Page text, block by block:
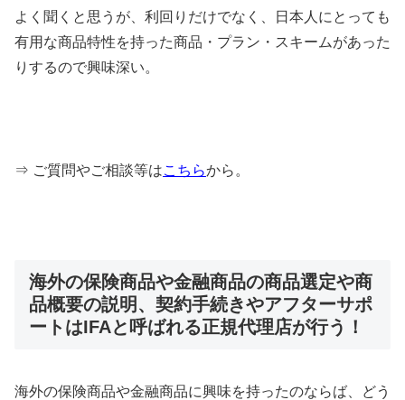
よく聞くと思うが、利回りだけでなく、日本人にとっても
有用な商品特性を持った商品・プラン・スキームがあった
りするので興味深い。
⇒ ご質問やご相談等はこちらから。
海外の保険商品や金融商品の商品選定や商
品概要の説明、契約手続きやアフターサポ
ートはIFAと呼ばれる正規代理店が行う！
海外の保険商品や金融商品に興味を持ったのならば、どう